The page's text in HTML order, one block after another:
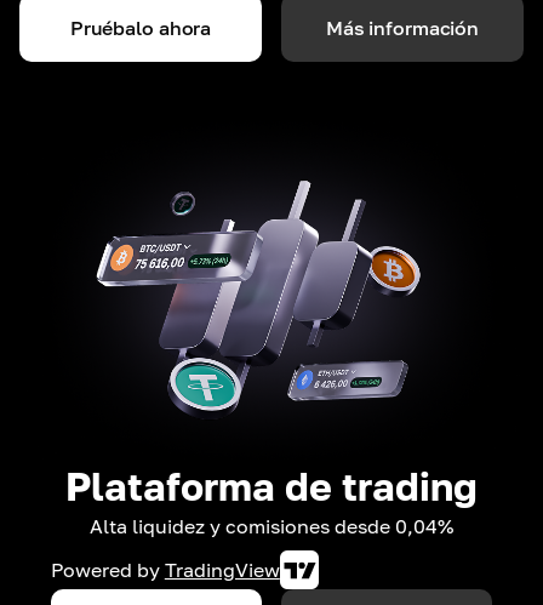
Pruébalo ahora Más información
Plataforma de trading
Alta liquidez y comisiones desde 0,04%
Powered by TradingView